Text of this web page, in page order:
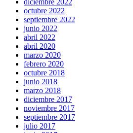
diciembre 2022
octubre 2022
septiembre 2022
junio 2022
abril 2022
abril 2020
marzo 2020
febrero 2020
octubre 2018
junio 2018
marzo 2018
diciembre 2017
noviembre 2017
septiembre 2017
julio 2017